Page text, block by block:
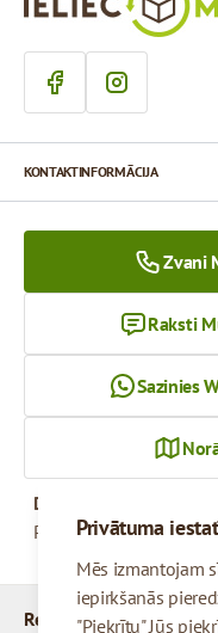
Privātuma
Mēs izmantojam
iepirkšanās
"Piekrītu" Jūs
Rekvizīti
KONTAKTINFORMĀCIJA
Zvani
Raksti
Sazinies
Darba Laiks
Pirmdiena - Piektdiena